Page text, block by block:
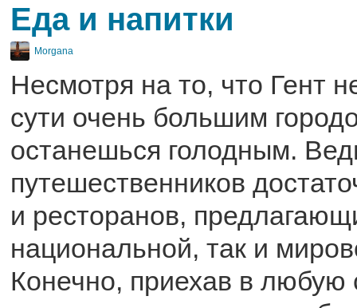
Еда и напитки
Morgana
Несмотря на то, что Гент
сути очень большим
останешься голодным.
путешественников
и ресторанов,
национальной, так и
Конечно, приехав в любую